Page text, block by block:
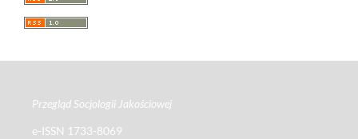
Przegląd Socjologii Jakościowej
e-ISSN 1733-8069